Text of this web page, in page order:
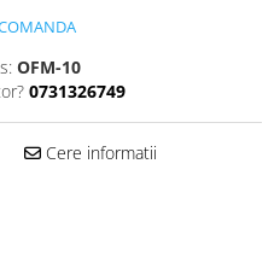
OFM-10
0731326749
Cere informatii